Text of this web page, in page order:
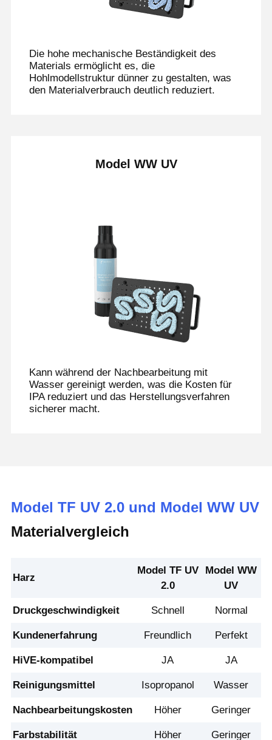
Die hohe mechanische Beständigkeit des
Materials ermöglicht es, die
Hohlmodellstruktur dünner zu gestalten, was
den Materialverbrauch deutlich reduziert.
Model WW UV
Kann während der Nachbearbeitung mit
Wasser gereinigt werden, was die Kosten für
IPA reduziert und das Herstellungsverfahren
sicherer macht.
Model TF UV 2.0 und Model WW UV
Materialvergleich
Harz
Model TF UV
2.0
Model WW
UV
Druckgeschwindigkeit Schnell Normal
Kundenerfahrung Freundlich Perfekt
HiVE-kompatibel JA JA
Reinigungsmittel Isopropanol Wasser
Nachbearbeitungskosten Höher Geringer
Farbstabilität Höher Geringer